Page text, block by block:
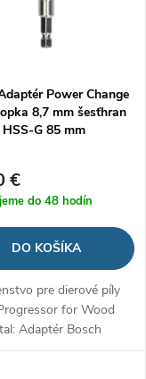
Power Change
8,7 mm šesťhran
G 85 mm
€
do 48 hodín
DO KOŠÍKA
pre dierové píly
for Wood
Adaptér Bosch
Plus s